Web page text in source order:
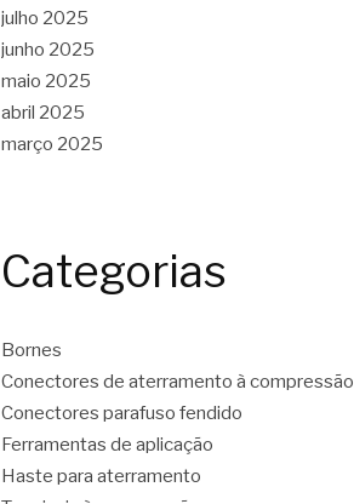
julho 2025
junho 2025
maio 2025
abril 2025
março 2025
Categorias
Bornes
Conectores de aterramento à compressão
Conectores parafuso fendido
Ferramentas de aplicação
Haste para aterramento